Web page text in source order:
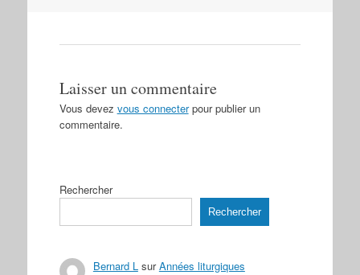
Laisser un commentaire
Vous devez vous connecterpour publier un
commentaire.
Rechercher
Rechercher
Bernard L surAnnées liturgiques